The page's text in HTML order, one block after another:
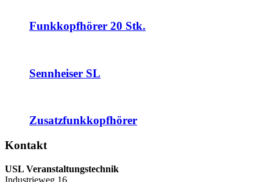
Funkkopfhörer 20 Stk.
Sennheiser SL
Zusatzfunkkopfhörer
Kontakt
USL Veranstaltungstechnik
Industrieweg 16